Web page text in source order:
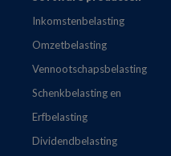
Inkomstenbelasting
Omzetbelasting
Vennootschapsbelasting
Schenkbelasting en
Erfbelasting
Dividendbelasting